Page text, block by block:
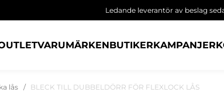
Ledande leverantör av beslag
VARUMÄRKENBUTIKERKAMPANJER
lås BLECK TILL DUBBELDÖRR FÖR FLEXLOCK LÅS